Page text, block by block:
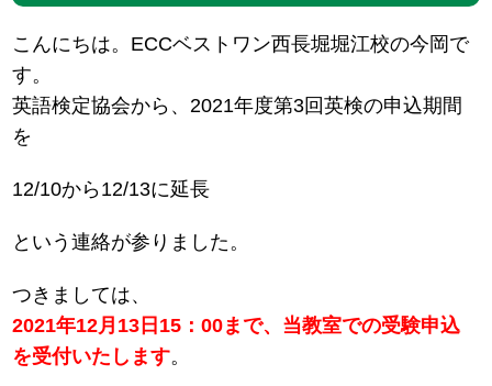
こんにちは。ECCベストワン西長堀堀江校の今岡で
す。
英語検定協会から、2021年度第3回英検の申込期間
を
12/10から12/13に延長
という連絡が参りました。
つきましては、
2021年12月13日15：00まで、当教室での受験申込
を受付いたします。